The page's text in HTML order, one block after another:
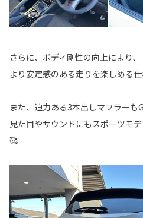
さらに、ボディ剛性の向上により、
より安定感のある走りを楽しめる仕
また、迫力ある3本出しマフラーも
見た目やサウンドにもスポーツモ
🥰